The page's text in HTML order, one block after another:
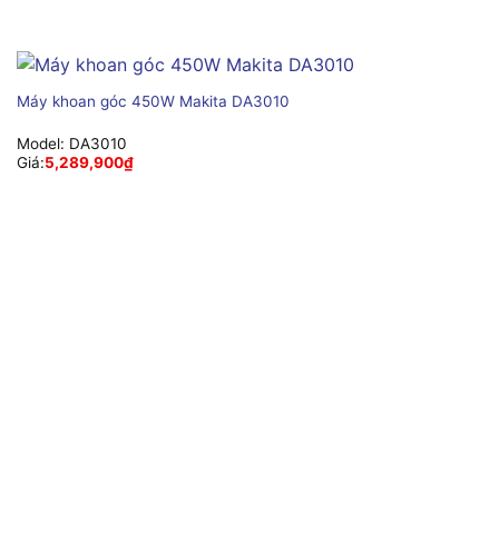
Máy khoan góc 450W Makita DA3010
Model: DA3010
Giá:5,289,900₫